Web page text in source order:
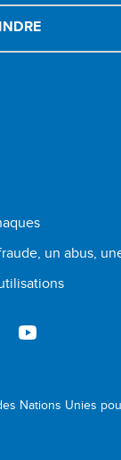
un abus,
Nations Unies